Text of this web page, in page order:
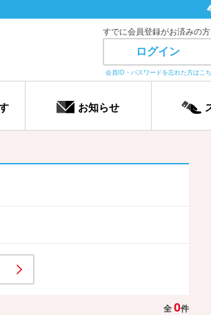
すでに会員登録がお済みの方
ログイン
会員ID・パスワードを忘れた方はこ
お知らせ
全 0件